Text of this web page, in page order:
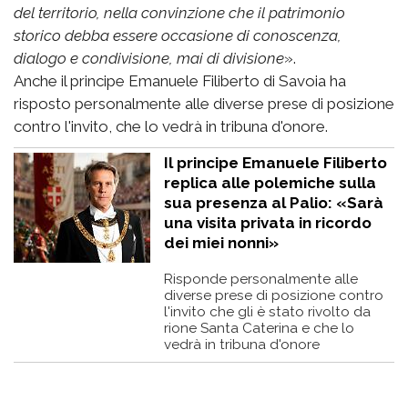
del territorio, nella convinzione che il patrimonio
storico debba essere occasione di conoscenza,
dialogo e condivisione, mai di divisione».
Anche il principe Emanuele Filiberto di Savoia ha
risposto personalmente alle diverse prese di posizione
contro l'invito, che lo vedrà in tribuna d'onore.
Il principe Emanuele Filiberto
replica alle polemiche sulla
sua presenza al Palio: «Sarà
una visita privata in ricordo
dei miei nonni»
Risponde personalmente alle
diverse prese di posizione contro
l'invito che gli è stato rivolto da
rione Santa Caterina e che lo
vedrà in tribuna d'onore